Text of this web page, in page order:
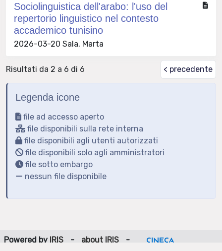
Sociolinguistica dell'arabo: l'uso del
repertorio linguistico nel contesto
accademico tunisino
2026-03-20 Sala, Marta
Risultati da 2 a 6 di 6 < precedente
Legenda icone
file ad accesso aperto
file disponibili sulla rete interna
file disponibili agli utenti autorizzati
file disponibili solo agli amministratori
file sotto embargo
nessun file disponibile
Powered by IRIS - about IRIS
-